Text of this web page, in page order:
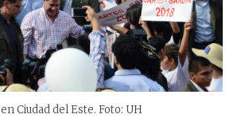
Ciudad del Este. Foto: UH